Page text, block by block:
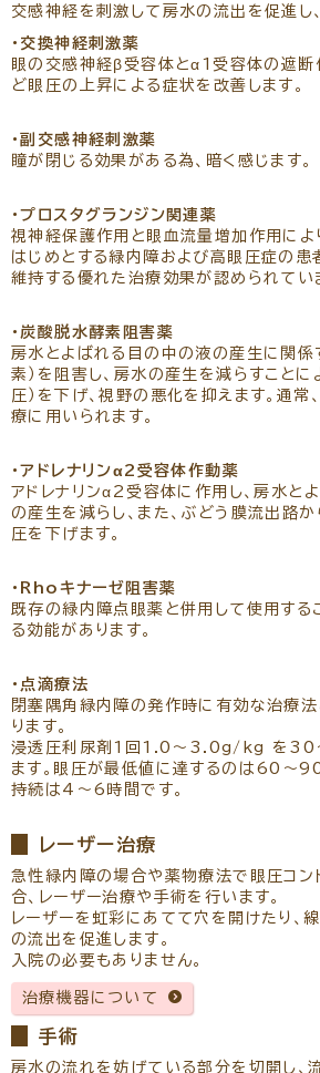
交感神経を刺激して房水の流出を促進し
・交換神経刺激薬
眼の交感神経β受容体とα1受容体の遮断
ど眼圧の上昇による症状を改善します。
・副交感神経刺激薬
瞳が閉じる効果がある為、暗く感じます。
・プロスタグランジン関連薬
視神経保護作用と眼血流量増加作用によ
はじめとする緑内障および高眼圧症の患
維持する優れた治療効果が認められてい
・炭酸脱水酵素阻害薬
房水とよばれる目の中の液の産生に関係
素）を阻害し、房水の産生を減らすことに
圧）を下げ、視野の悪化を抑えます。通常
療に用いられます。
・アドレナリンα2受容体作動薬
アドレナリンα2受容体に作用し、房水と
の産生を減らし、また、ぶどう膜流出路
圧を下げます。
・Rhoキナーゼ阻害薬
既存の緑内障点眼薬と併用して使用する
る効能があります。
・点滴療法
閉塞隅角緑内障の発作時に有効な治療法
ります。
浸透圧利尿剤1回1.0～3.0g/kg を30
ます。眼圧が最低値に達するのは60～
持続は4～6時間です。
レーザー治療
急性緑内障の場合や薬物療法で眼圧コン
合、レーザー治療や手術を行います。
レーザーを虹彩にあてて穴を開けたり、
の流出を促進します。
入院の必要もありません。
治療機器について
手術
房水の流れを妨げている部分を切開し、